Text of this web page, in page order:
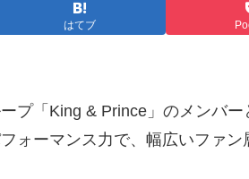
はてブ
プ「King & Prince」のメンバ
ォーマンス力で、幅広いファ